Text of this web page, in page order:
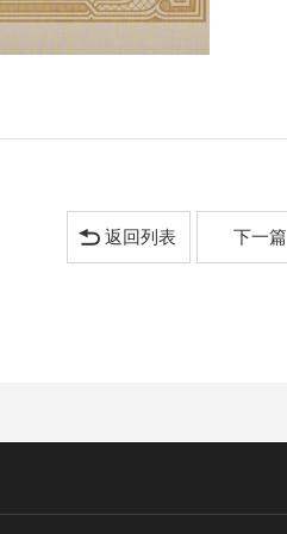
下一篇
返回列表